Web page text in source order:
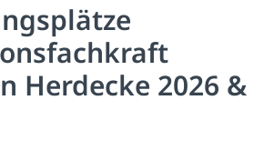
Herdecke 2026 &